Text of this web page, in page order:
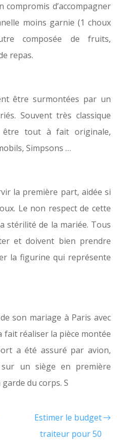
d’accompagner
moins garnie (1 choux
composée de fruits,
repas.
être surmontées par un
Souvent très classique
tout à fait originale,
Simpsons …
la première part, aidée si
Le non respect de cette
stérilité de la mariée. Tous
et doivent bien prendre
la figurine qui représente
son mariage à Paris avec
réaliser la pièce montée
a été assuré par avion,
un siège en première
du corps. S
Estimer le budget
traiteur pour 50